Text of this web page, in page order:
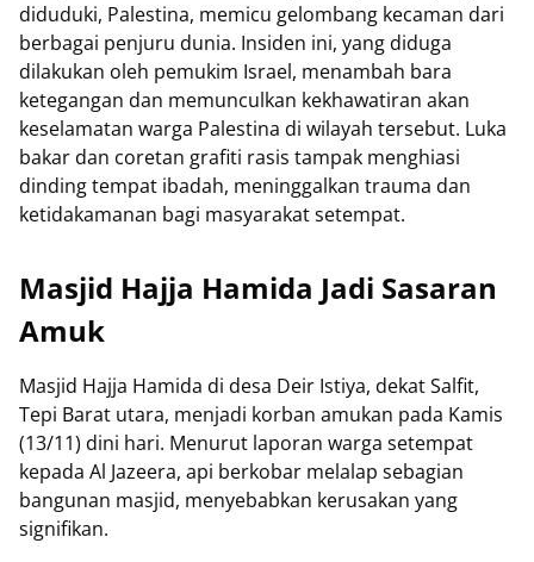
diduduki, Palestina, memicu gelombang kecaman dari
berbagai penjuru dunia. Insiden ini, yang diduga
dilakukan oleh pemukim Israel, menambah bara
ketegangan dan memunculkan kekhawatiran akan
keselamatan warga Palestina di wilayah tersebut. Luka
bakar dan coretan grafiti rasis tampak menghiasi
dinding tempat ibadah, meninggalkan trauma dan
ketidakamanan bagi masyarakat setempat.
Masjid Hajja Hamida Jadi Sasaran
Amuk
Masjid Hajja Hamida di desa Deir Istiya, dekat Salfit,
Tepi Barat utara, menjadi korban amukan pada Kamis
(13/11) dini hari. Menurut laporan warga setempat
kepada Al Jazeera, api berkobar melalap sebagian
bangunan masjid, menyebabkan kerusakan yang
signifikan.